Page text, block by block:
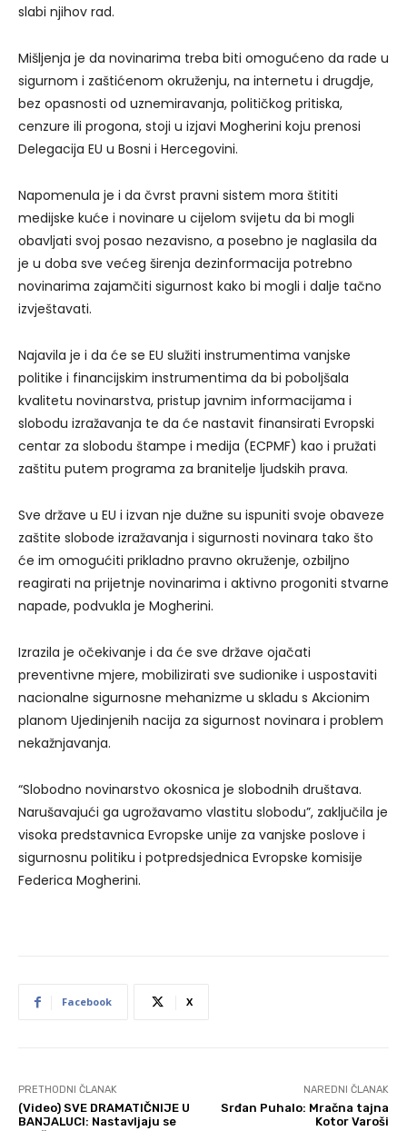
slabi njihov rad.
Mišljenja je da novinarima treba biti omogućeno da rade u
sigurnom i zaštićenom okruženju, na internetu i drugdje,
bez opasnosti od uznemiravanja, političkog pritiska,
cenzure ili progona, stoji u izjavi Mogherini koju prenosi
Delegacija EU u Bosni i Hercegovini.
Napomenula je i da čvrst pravni sistem mora štititi
medijske kuće i novinare u cijelom svijetu da bi mogli
obavljati svoj posao nezavisno, a posebno je naglasila da
je u doba sve većeg širenja dezinformacija potrebno
novinarima zajamčiti sigurnost kako bi mogli i dalje tačno
izvještavati.
Najavila je i da će se EU služiti instrumentima vanjske
politike i financijskim instrumentima da bi poboljšala
kvalitetu novinarstva, pristup javnim informacijama i
slobodu izražavanja te da će nastavit finansirati Evropski
centar za slobodu štampe i medija (ECPMF) kao i pružati
zaštitu putem programa za branitelje ljudskih prava.
Sve države u EU i izvan nje dužne su ispuniti svoje obaveze
zaštite slobode izražavanja i sigurnosti novinara tako što
će im omogućiti prikladno pravno okruženje, ozbiljno
reagirati na prijetnje novinarima i aktivno progoniti stvarne
napade, podvukla je Mogherini.
Izrazila je očekivanje i da će sve države ojačati
preventivne mjere, mobilizirati sve sudionike i uspostaviti
nacionalne sigurnosne mehanizme u skladu s Akcionim
planom Ujedinjenih nacija za sigurnost novinara i problem
nekažnjavanja.
“Slobodno novinarstvo okosnica je slobodnih društava.
Narušavajući ga ugrožavamo vlastitu slobodu”, zaključila je
visoka predstavnica Evropske unije za vanjske poslove i
sigurnosnu politiku i potpredsjednica Evropske komisije
Federica Mogherini.
Facebook X
PRETHODNI ČLANAK
(Video) SVE DRAMATIČNIJE U
BANJALUCI: Nastavljaju se
NAREDNI ČLANAK
Srđan Puhalo: Mračna tajna
Kotor Varoši